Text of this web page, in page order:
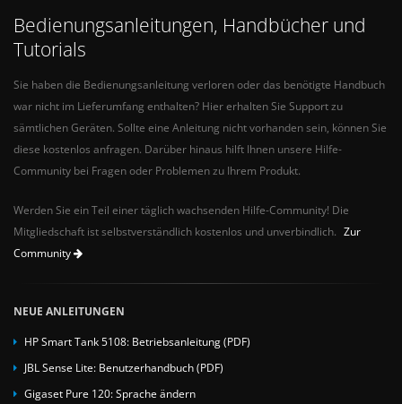
Bedienungsanleitungen, Handbücher und
Tutorials
Sie haben die Bedienungsanleitung verloren oder das benötigte Handbuch
war nicht im Lieferumfang enthalten? Hier erhalten Sie Support zu
sämtlichen Geräten. Sollte eine Anleitung nicht vorhanden sein, können Sie
diese kostenlos anfragen. Darüber hinaus hilft Ihnen unsere Hilfe-
Community bei Fragen oder Problemen zu Ihrem Produkt.
Werden Sie ein Teil einer täglich wachsenden Hilfe-Community! Die
Mitgliedschaft ist selbstverständlich kostenlos und unverbindlich. Zur
Community
NEUE ANLEITUNGEN
HP Smart Tank 5108: Betriebsanleitung (PDF)
JBL Sense Lite: Benutzerhandbuch (PDF)
Gigaset Pure 120: Sprache ändern